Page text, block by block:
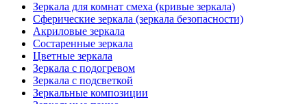
Зеркала для комнат смеха (кривые зеркала)
Сферические зеркала (зеркала безопасности)
Акриловые зеркала
Состаренные зеркала
Цветные зеркала
Зеркала с подогревом
Зеркала с подсветкой
Зеркальные композиции